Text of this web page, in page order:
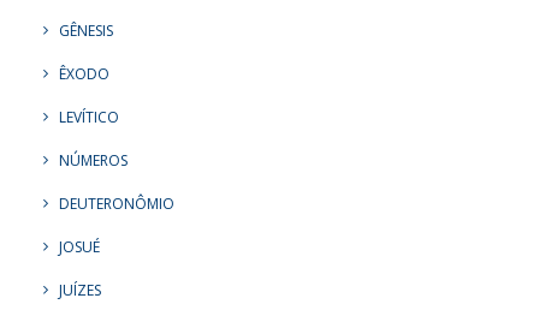
GÊNESIS
ÊXODO
LEVÍTICO
NÚMEROS
DEUTERONÔMIO
JOSUÉ
JUÍZES